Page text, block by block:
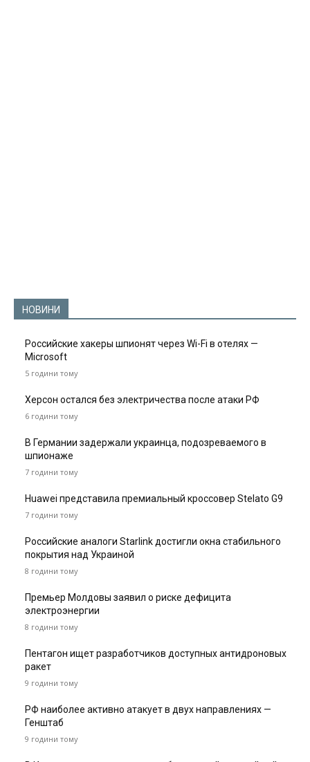
НОВИНИ
Российские хакеры шпионят через Wi-Fi в отелях —
Microsoft
5 години тому
Херсон остался без электричества после атаки РФ
6 години тому
В Германии задержали украинца, подозреваемого в
шпионаже
7 години тому
Huawei представила премиальный кроссовер Stelato G9
7 години тому
Российские аналоги Starlink достигли окна стабильного
покрытия над Украиной
8 години тому
Премьер Молдовы заявил о риске дефицита
электроэнергии
8 години тому
Пентагон ищет разработчиков доступных антидроновых
ракет
9 години тому
РФ наиболее активно атакует в двух направлениях —
Генштаб
9 години тому